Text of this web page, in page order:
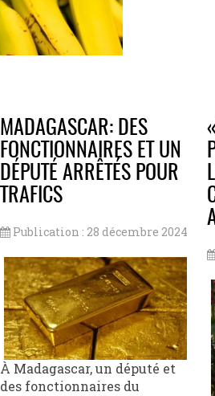
MADAGASCAR: DES
FONCTIONNAIRES ET UN
DÉPUTÉ ARRÊTÉS POUR
TRAFICS
Publication : 28 décembre 2024
À Madagascar, un député et
des fonctionnaires du